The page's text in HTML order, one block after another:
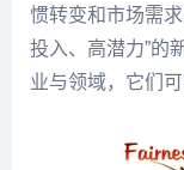
惯转变和市场需
投入、高潜力”的
业与领域，它们可